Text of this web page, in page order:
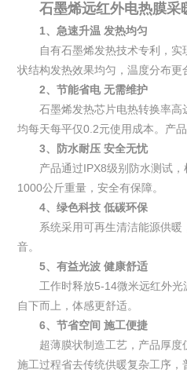
石墨烯远红外电热膜采
1、急速升温 发热均匀
自有石墨烯发热技术专利，实
状结构发热效果均匀，温度分布更
2、节能省电 无需维护
石墨烯发热芯片电热转换率高
均每天每平仅0.2元使用成本。产
3、防水耐压 安全无忧
产品通过IPX8级别防水测试，
1000公斤重量，安全有保障。
4、绿色科技 低碳环保
系统采用可再生清洁能源供暖
音。
5、有益光波 健康舒适
工作时释放5-14微米远红外光
自下而上，体感更舒适。
6、节省空间 施工便捷
超薄膜状制造工艺，产品厚度
施工过程省去传统供暖复杂工序，